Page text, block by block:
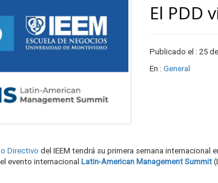
El PDD
Publicado el : 25
En : General
Directivo del IEEM tendrá su primera semana internacional
evento internacional Latin-American Management Summit